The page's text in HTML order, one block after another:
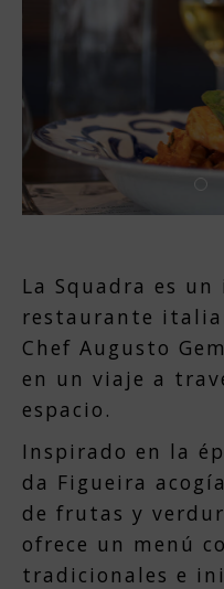
La Squadra es
restaurante
Chef Augusto
en un viaje a
espacio.
Inspirado en la
da Figueira
de frutas y
ofrece un menú
tradicionales e